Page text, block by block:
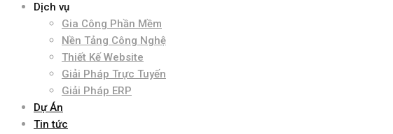
Dịch vụ
Gia Công Phần Mềm
Nền Tảng Công Nghệ
Thiết Kế Website
Giải Pháp Trực Tuyến
Giải Pháp ERP
Dự Án
Tin tức